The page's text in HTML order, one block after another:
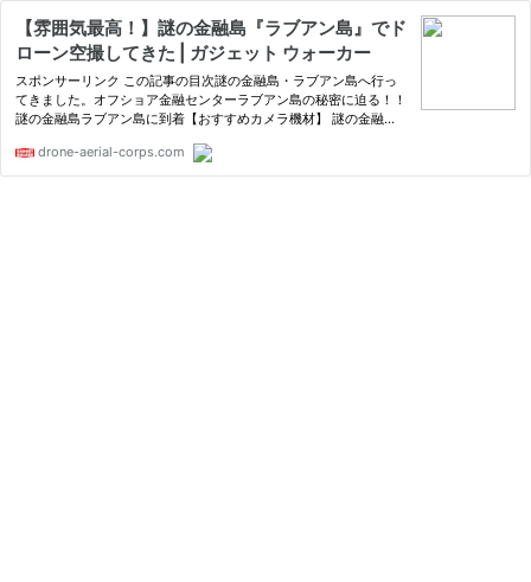
【雰囲気最高！】謎の金融島『ラブアン島』でド
ローン空撮してきた | ガジェット ウォーカー
スポンサーリンク この記事の目次謎の金融島・ラブアン島へ行っ
てきました。オフショア金融センターラブアン島の秘密に迫る！！
謎の金融島ラブアン島に到着【おすすめカメラ機材】 謎の金融
drone-aerial-corps.com